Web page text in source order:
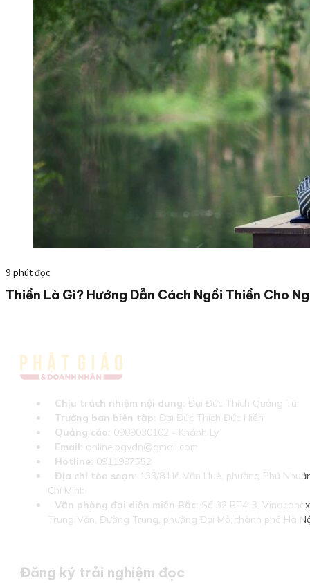
9 phút đọc
Thiền Là Gì? Hướng Dẫn Cách Ngồi Thiền Cho
Chịu trách nhiệm nội dung: Đại Đức Thích Quảng Tú
Trưởng ban biên tập: Đại Đức Thích Đức Hiển
Quảng cáo: 0989030102 - Khánh Ly
Email: online.pgvdn@gmail.com
Hotline: 0911997552
Địa chỉ tòa soạn: 133/8 Hồ Văn Huê, phường Phú
Chí Minh
Văn phòng đại diện miền Bắc: Số 32 BT4-3,
Trung Văn, Đường Trung, phường Đại Mỗ, thành phố Hà
Đăng ký trải nghiệm đọc